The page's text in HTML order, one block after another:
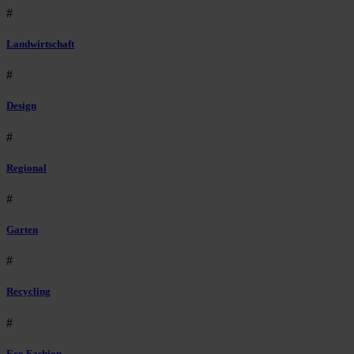
#
Landwirtschaft
#
Design
#
Regional
#
Garten
#
Recycling
#